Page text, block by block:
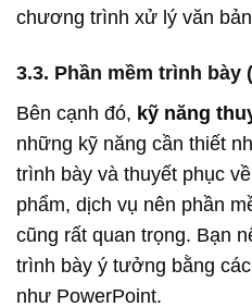
chương trình xử lý văn
3.3. Phần mềm trình bày
Bên cạnh đó, kỹ năng
những kỹ năng cần thiết
trình bày và thuyết phục
phẩm, dịch vụ nên phần
cũng rất quan trọng. Bạn
trình bày ý tưởng bằng
như PowerPoint.